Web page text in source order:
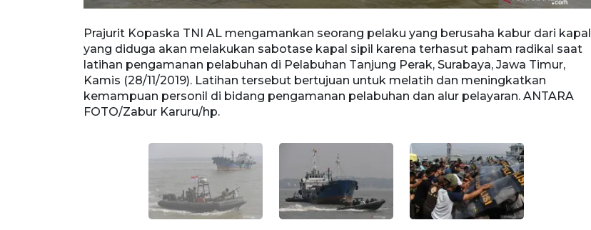
Prajurit Kopaska TNI AL mengamankan seorang pelaku yang berusaha kabur dari kapal
yang diduga akan melakukan sabotase kapal sipil karena terhasut paham radikal saat
latihan pengamanan pelabuhan di Pelabuhan Tanjung Perak, Surabaya, Jawa Timur,
Kamis (28/11/2019). Latihan tersebut bertujuan untuk melatih dan meningkatkan
kemampuan personil di bidang pengamanan pelabuhan dan alur pelayaran. ANTARA
FOTO/Zabur Karuru/hp.